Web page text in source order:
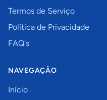
Termos de Serviço
Política de Privacidade
FAQ's
NAVEGAÇÃO
Início